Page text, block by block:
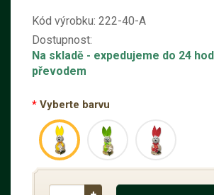
Kód výrobku: 222-40-A
Dostupnost:
Na skladě - expedujeme do 24
převodem
Vyberte barvu